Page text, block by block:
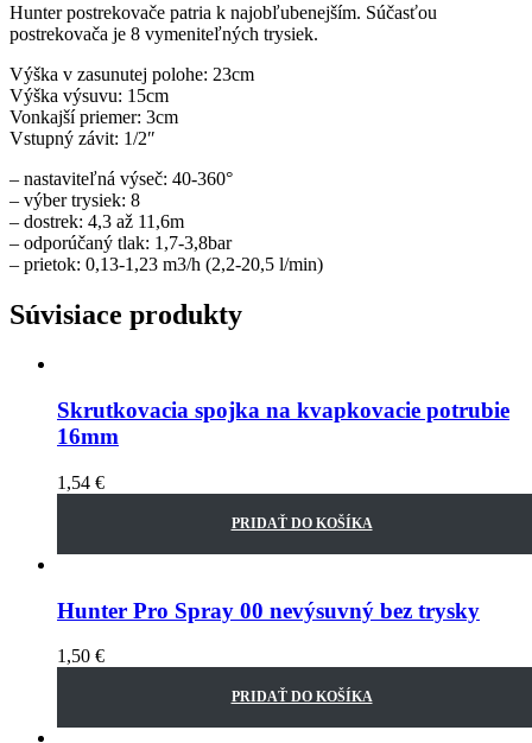
Hunter postrekovače patria k najobľubenejším. Súčasťou
postrekovača je 8 vymeniteľných trysiek.
Výška v zasunutej polohe: 23cm
Výška výsuvu: 15cm
Vonkajší priemer: 3cm
Vstupný závit: 1/2″
– nastaviteľná výseč: 40-360°
– výber trysiek: 8
– dostrek: 4,3 až 11,6m
– odporúčaný tlak: 1,7-3,8bar
– prietok: 0,13-1,23 m3/h (2,2-20,5 l/min)
Súvisiace produkty
Skrutkovacia spojka na kvapkovacie potrubie
16mm
1,54 €
PRIDAŤ DO KOŠÍKA
Hunter Pro Spray 00 nevýsuvný bez trysky
1,50 €
PRIDAŤ DO KOŠÍKA